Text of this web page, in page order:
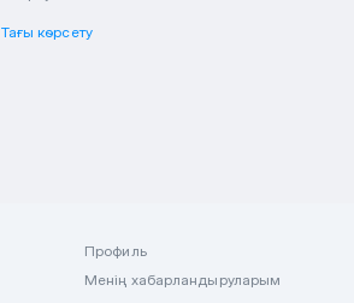
Тағы көрсету
Профиль
Менің хабарландыруларым